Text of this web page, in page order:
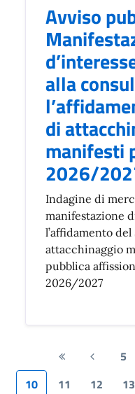
Avviso
alla
di
manifesti
2026/
Indagine di
manifestazione
l’affidamento
attacchinaggio
pubblica
2026/2027
Prima
pagina
Pagina5
10
11 12 13